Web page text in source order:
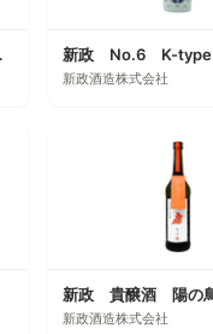
たて 新政 No.6 K-type
新政酒造株式会社
新政酒造株式会社